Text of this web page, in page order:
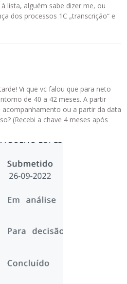
lista, alguém sabe dizer me, ou
dos processos 1C „transcrição“ e
Vi que vc falou que para neto
de 40 a 42 meses. A partir
acompanhamento ou a partir da data
(Recebi a chave 4 meses após